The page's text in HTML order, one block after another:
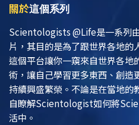
關於這個系列
Scientologists @Life是一系列
片，其目的是為了跟世界各地的
這個平台讓你一窺來自世界各
術，讓自己學習更多東西、創造
持續興盛繁榮。不論是在當地的
自瞭解Scientologist如何將
活中。